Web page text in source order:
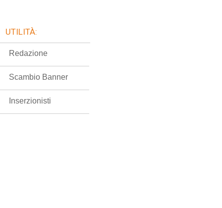
UTILITÀ:
Redazione
Scambio Banner
Inserzionisti